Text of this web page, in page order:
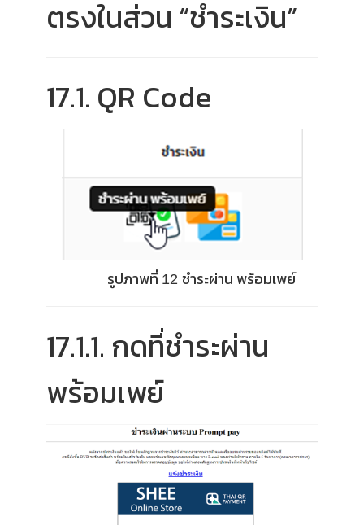
ตรงในส่วน “ชำระเงิน”
17.1. QR Code
รูปภาพที่ 12 ชำระผ่าน พร้อมเพย์
17.1.1. กดที่ชำระผ่าน
พร้อมเพย์